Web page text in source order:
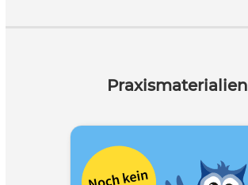
Praxismaterialien